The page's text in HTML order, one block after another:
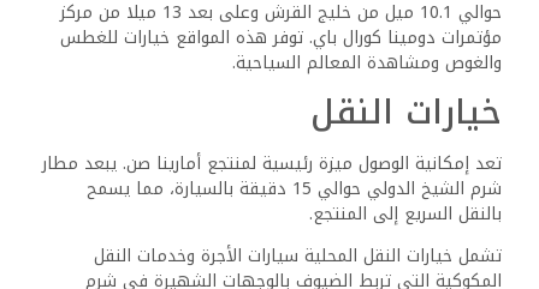
الأخرى في شرم الشيخ.
علق الضيوف على وسائل الراحة، وخاصة حمام السباحة الخارجي
والقرب من شاطئ خليج نبق. مجموعة متنوعة من العروض في
المنتجع، بما في ذلك نادي الأطفال، جذبت العائلات. ومع ذلك،
أشارت بعض الاستعراضات إلى مجالات للتحسين، مثل الحاجة إلى
صيانة أفضل في أجزاء معينة من الممتلكات.
ردود الفعل على الموظفين
والنظافة